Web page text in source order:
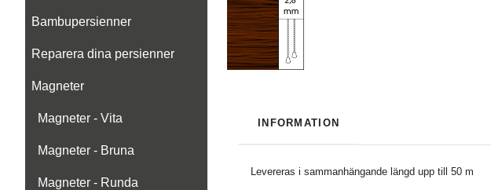
Bambupersienner
Reparera dina persienner
Magneter
Magneter - Vita
Magneter - Bruna
Magneter - Runda
INFORMATION
Levereras i sammanhängande längd upp till 50 m